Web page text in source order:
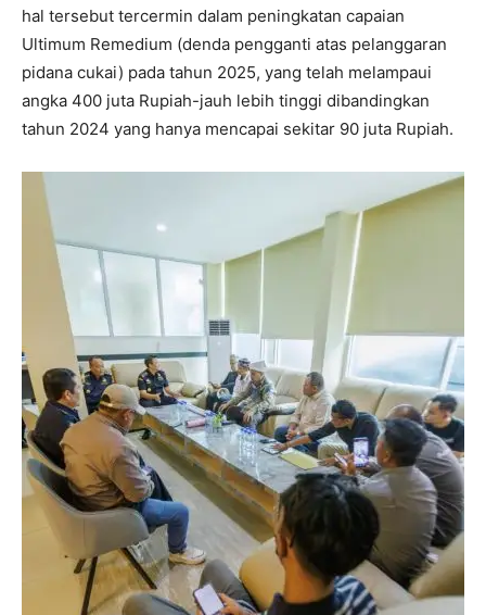
hal tersebut tercermin dalam peningkatan capaian
Ultimum Remedium (denda pengganti atas pelanggaran
pidana cukai) pada tahun 2025, yang telah melampaui
angka 400 juta Rupiah-jauh lebih tinggi dibandingkan
tahun 2024 yang hanya mencapai sekitar 90 juta Rupiah.